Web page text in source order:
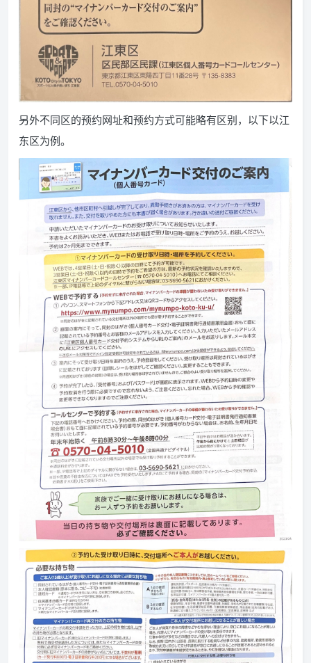
另外不同区的预约网址和预约方式可能略有区别，以下以江
东区为例。